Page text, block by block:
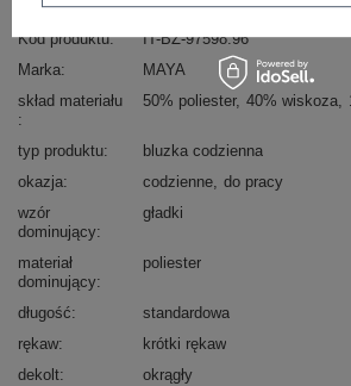
Kod produktu
IT-BZ-97598.96
Marka
MAYA
skład materiału
50% poliester 40% wiskoza
typ produktu
bluzka codzienna
okazja
codzienne do pracy
wzór
dominujący
gładki
materiał
dominujący
poliester
długość
standardowa
rękaw
krótki rękaw
dekolt
okrągły